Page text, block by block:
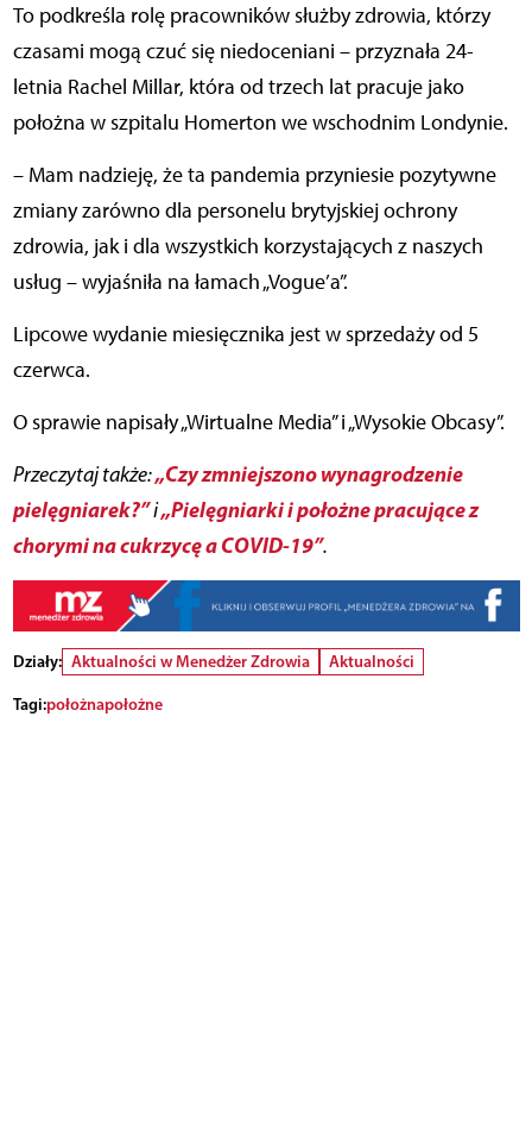
To podkreśla rolę pracowników służby zdrowia, którzy
czasami mogą czuć się niedoceniani – przyznała 24-
letnia Rachel Millar, która od trzech lat pracuje jako
położna w szpitalu Homerton we wschodnim Londynie.
– Mam nadzieję, że ta pandemia przyniesie pozytywne
zmiany zarówno dla personelu brytyjskiej ochrony
zdrowia, jak i dla wszystkich korzystających z naszych
usług – wyjaśniła na łamach „Vogue’a”.
Lipcowe wydanie miesięcznika jest w sprzedaży od 5
czerwca.
O sprawie napisały „Wirtualne Media” i „Wysokie Obcasy”.
Przeczytaj także:„Czy zmniejszono wynagrodzenie
pielęgniarek?”i„Pielęgniarki i położne pracujące z
chorymi na cukrzycę a COVID-19”.
Działy: Aktualności w Menedżer Zdrowia
Aktualności
Tagi:położnapołożne